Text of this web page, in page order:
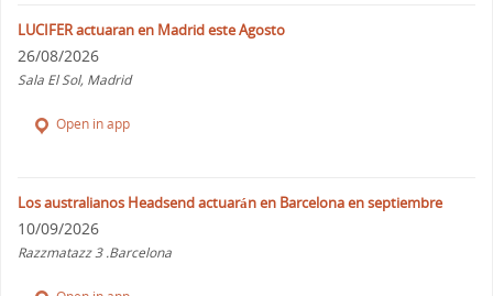
LUCIFER actuaran en Madrid este Agosto
26/08/2026
Sala El Sol, Madrid
Open in app
Los australianos Headsend actuarán en Barcelona en septiembre
10/09/2026
Razzmatazz 3 .Barcelona